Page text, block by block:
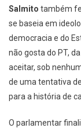
Salmito também
se baseia em
democracia e do
não gosta do PT,
aceitar, sob
de uma tentativa
para a história de
O parlamentar